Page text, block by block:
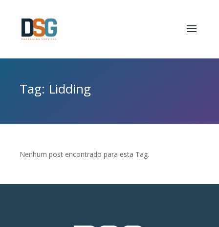
Tag: Lidding
Nenhum post encontrado para esta Tag.